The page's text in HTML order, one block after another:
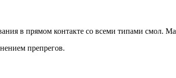
в прямом контакте со всеми типами смол.
препрегов.